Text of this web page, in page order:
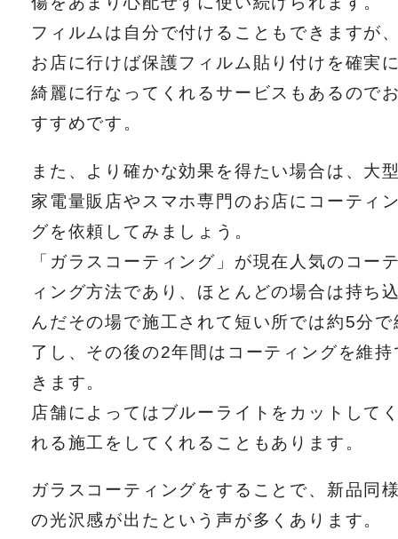
フィルムは自分で付けることもできますが
お店に行けば保護フィルム貼り付けを確実
綺麗に行なってくれるサービスもあるので
すすめです。
また、より確かな効果を得たい場合は、大
家電量販店やスマホ専門のお店にコーティ
グを依頼してみましょう。
「ガラスコーティング」が現在人気のコー
ィング方法であり、ほとんどの場合は持ち
んだその場で施工されて短い所では約5分で
了し、その後の2年間はコーティングを維持
きます。
店舗によってはブルーライトをカットして
れる施工をしてくれることもあります。
ガラスコーティングをすることで、新品同
の光沢感が出たという声が多くあります。